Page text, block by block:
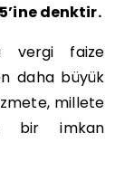
denktir.
vergi faize
daha büyük
millete
bir imkan